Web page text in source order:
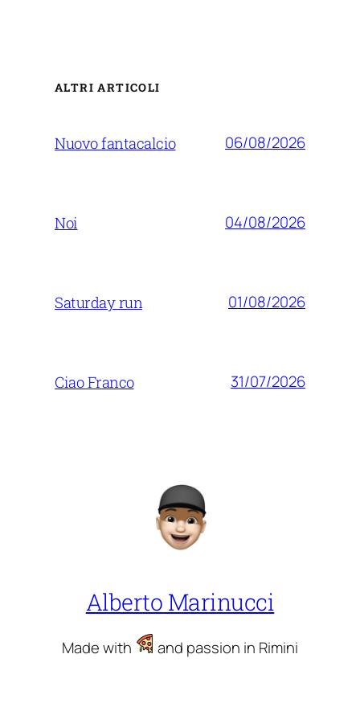
ALTRI ARTICOLI
Nuovo fantacalcio 06/08/2026
Noi 04/08/2026
Saturday run 01/08/2026
Ciao Franco 31/07/2026
Alberto Marinucci
Made with and passion in Rimini